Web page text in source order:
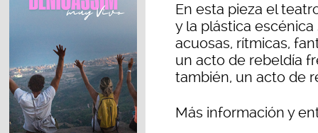
En esta pieza el
y la plástica
acuosas, rítmicas,
un acto de rebeldía
también, un acto de
Más información y